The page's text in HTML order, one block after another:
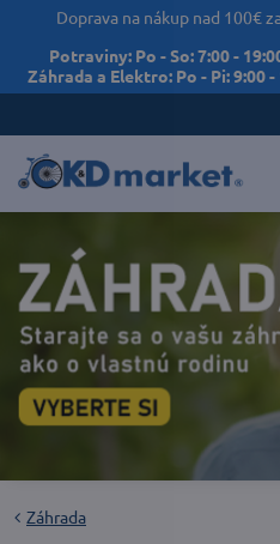
Doprava na nákup nad 100€
Potraviny: Po - So: 7:00 -
Záhrada a Elektro: Po - Pi: 9:00 -
Záhrada